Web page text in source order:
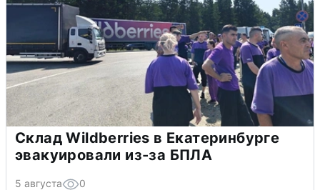
Склад Wildberries в Екатеринбурге
эвакуировали из-за БПЛА
5 августа 0